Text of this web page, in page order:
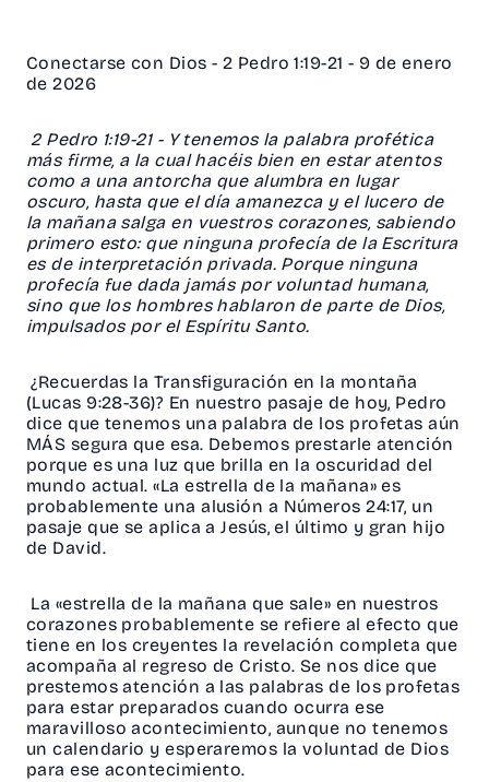
Conectarse con Dios - 2 Pedro 1:19-21 - 9 de enero
de 2026
2 Pedro 1:19-21 - Y tenemos la palabra profética
más firme, a la cual hacéis bien en estar atentos
como a una antorcha que alumbra en lugar
oscuro, hasta que el día amanezca y el lucero de
la mañana salga en vuestros corazones, sabiendo
primero esto: que ninguna profecía de la Escritura
es de interpretación privada. Porque ninguna
profecía fue dada jamás por voluntad humana,
sino que los hombres hablaron de parte de Dios,
impulsados por el Espíritu Santo.
¿Recuerdas la Transfiguración en la montaña
(Lucas 9:28-36)? En nuestro pasaje de hoy, Pedro
dice que tenemos una palabra de los profetas aún
MÁS segura que esa. Debemos prestarle atención
porque es una luz que brilla en la oscuridad del
mundo actual. «La estrella de la mañana» es
probablemente una alusión a Números 24:17, un
pasaje que se aplica a Jesús, el último y gran hijo
de David.
La «estrella de la mañana que sale» en nuestros
corazones probablemente se refiere al efecto que
tiene en los creyentes la revelación completa que
acompaña al regreso de Cristo. Se nos dice que
prestemos atención a las palabras de los profetas
para estar preparados cuando ocurra ese
maravilloso acontecimiento, aunque no tenemos
un calendario y esperaremos la voluntad de Dios
para ese acontecimiento.